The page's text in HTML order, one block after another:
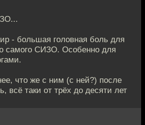
- большая головная боль для
самого СИЗО. Особенно для
что же с ним (с ней?) после
всё таки от трёх до десяти лет